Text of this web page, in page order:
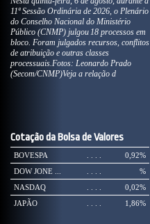
11ª Sessão Ordinária de 2026, o Plenário
do Conselho Nacional do Ministério
Público (CNMP) julgou 18 processos em
bloco. Foram julgados recursos, conflitos
de atribuição e outras classes
processuais.Fotos: Leonardo Prado
(Secom/CNMP)Veja a relação d
Cotação da Bolsa de Valores
BOVESPA 0,92%
DOW JONE ...
%
NASDAQ
0,02%
JAPÃO
1,86%